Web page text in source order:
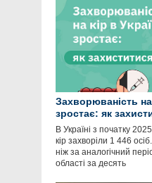
Захворюваність на
зростає: як
В Україні з початку
кір захворіли 1 446
ніж за аналогічний
області за десять